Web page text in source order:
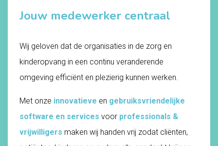
Jouw medewerker centraal
Wij geloven dat de organisaties in de zorg en
kinderopvang in een continu veranderende
omgeving efficiënt en plezierig kunnen werken.
Met onze innovatieve en gebruiksvriendelijke
software en services voor professionals &
vrijwilligers maken wij handen vrij zodat cliënten,